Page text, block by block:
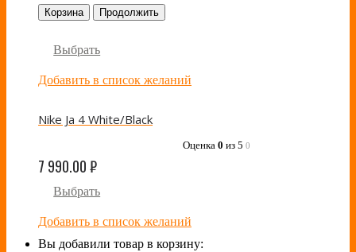
Корзина Продолжить
Выбрать
Добавить в список желаний
Nike Ja 4 White/Black
Оценка 0 из 5 0
7 990.00₽
Выбрать
Добавить в список желаний
Вы добавили товар в корзину: